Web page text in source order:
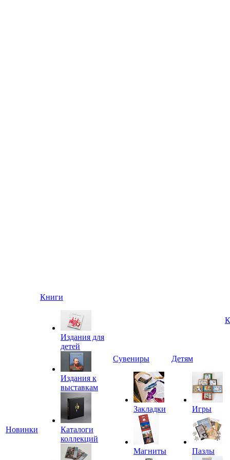
Новинки
Книги
Издания для
детей
Издания к
выставкам
Каталоги
коллекций
Сувениры
Закладки
Магниты
Детям
Игры
Пазлы